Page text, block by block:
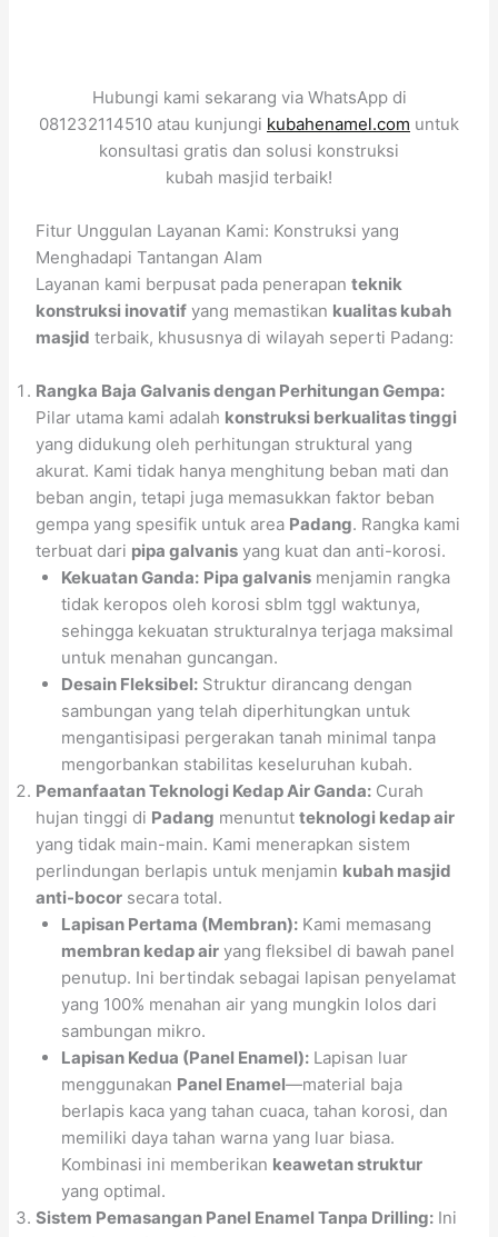
Hubungi kami sekarang via WhatsApp di
081232114510 atau kunjungi kubahenamel.com untuk
konsultasi gratis dan solusi konstruksi
kubah masjid terbaik!
Fitur Unggulan Layanan Kami: Konstruksi yang
Menghadapi Tantangan Alam
Layanan kami berpusat pada penerapanteknik
konstruksi inovatif yang memastikan kualitas kubah
masjid terbaik, khususnya di wilayah seperti Padang:
Rangka Baja Galvanis dengan Perhitungan Gempa:
Pilar utama kami adalah konstruksi berkualitas tinggi
yang didukung oleh perhitungan struktural yang
akurat. Kami tidak hanya menghitung beban mati dan
beban angin, tetapi juga memasukkan faktor beban
gempa yang spesifik untuk area Padang. Rangka kami
terbuat dari pipa galvanis yang kuat dan anti-korosi.
Kekuatan Ganda: Pipa galvanismenjamin rangka
tidak keropos oleh korosi sblm tggl waktunya,
sehingga kekuatan strukturalnya terjaga maksimal
untuk menahan guncangan.
Desain Fleksibel:Struktur dirancang dengan
sambungan yang telah diperhitungkan untuk
mengantisipasi pergerakan tanah minimal tanpa
mengorbankan stabilitas keseluruhan kubah.
Pemanfaatan Teknologi Kedap Air Ganda: Curah
hujan tinggi di Padang menuntutteknologi kedap air
yang tidak main-main. Kami menerapkan sistem
perlindungan berlapis untuk menjamin kubah masjid
anti-bocor secara total.
Lapisan Pertama (Membran):Kami memasang
membran kedap airyang fleksibel di bawah panel
penutup. Ini bertindak sebagai lapisan penyelamat
yang 100% menahan air yang mungkin lolos dari
sambungan mikro.
Lapisan Kedua (Panel Enamel):Lapisan luar
menggunakan Panel Enamel—material baja
berlapis kaca yang tahan cuaca, tahan korosi, dan
memiliki daya tahan warna yang luar biasa.
Kombinasi ini memberikan keawetan struktur
yang optimal.
Sistem Pemasangan Panel Enamel Tanpa Drilling: Ini